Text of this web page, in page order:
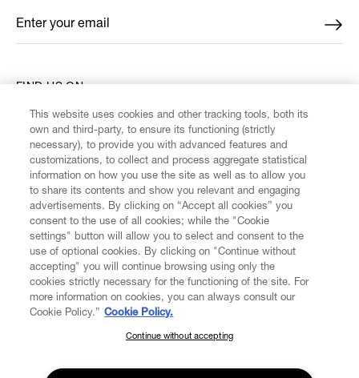
CUSTOMER SERVICE
LEGAL
DIGITAL
POLICY
FIND US ON
Enter your email
*
SUBSCRIBE TO OUR NEWSLETTER
Join the Vivienne Westwood community and gain early access
This website uses cookies and other tracking tools, both its
own and third-party, to ensure its functioning (strictly
necessary), to provide you with advanced features and
customizations, to collect and process aggregate statistical
information on how you use the site as well as to allow you
to share its contents and show you relevant and engaging
advertisements. By clicking on “Accept all cookies” you
consent to the use of all cookies; while the "Cookie
settings" button will allow you to select and consent to the
use of optional cookies. By clicking on "Continue without
accepting" you will continue browsing using only the
cookies strictly necessary for the functioning of the site. For
more information on cookies, you can always consult our
Cookie Policy.” Cookie Policy.
Continue without accepting